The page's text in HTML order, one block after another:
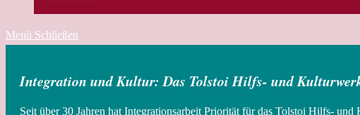
Menü Schließen
Integration und Kultur: Das Tolstoi Hilfs- und
Seit über 30 Jahren hat Integrationsarbeit Priorität für das Tolstoi Hilfs- und